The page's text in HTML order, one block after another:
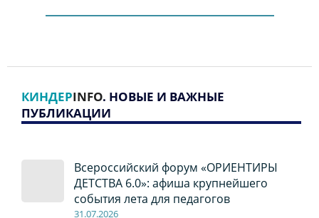
КИНДЕРINFO. НОВЫЕ И ВАЖНЫЕ
ПУБЛИКАЦИИ
Всероссийский форум «ОРИЕНТИРЫ
ДЕТСТВА 6.0»: афиша крупнейшего
события лета для педагогов
31.07.2026